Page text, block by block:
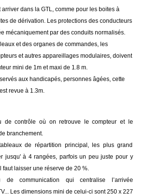
dans la GTL, comme pour les boites à
de dérivation. Les protections des conducteurs
mécaniquement par des conduits normalisés.
et des organes de commandes, les
et autres appareillages modulaires, doivent
mini de 1m et maxi de 1.8 m.
aux handicapés, personnes âgées, cette
revue à 1.3m.
de contrôle où on retrouve le compteur et le
branchement.
de répartition principal, les plus grand
jusqu' à 4 rangées, parfois un peu juste pour y
faut laisser une réserve de 20 %.
de communication qui centralise l’arrivée
Les dimensions mini de celui-ci sont 250 x 227